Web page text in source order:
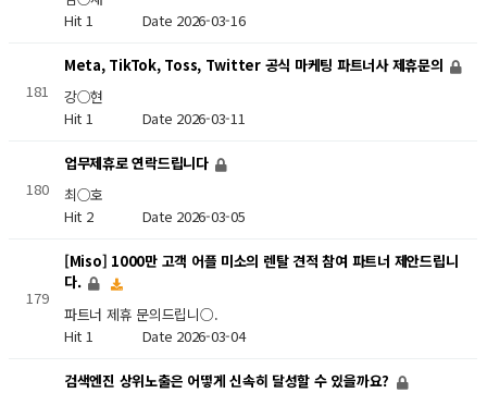
Hit 1 Date 2026-03-16
181
Meta, TikTok, Toss, Twitter 공식 마케팅 파트너사 제휴문의
강○현
Hit 1 Date 2026-03-11
180
업무제휴로 연락드립니다
최○호
Hit 2 Date 2026-03-05
179
[Miso] 1000만 고객 어플 미소의 렌탈 견적 참여 파트너 제안드립니
다.
파트너 제휴 문의드립니○.
Hit 1 Date 2026-03-04
검색엔진 상위노출은 어떻게 신속히 달성할 수 있을까요?